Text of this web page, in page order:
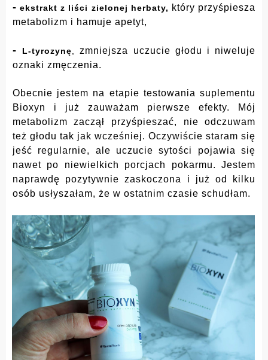
- ekstrakt z liści zielonej herbaty, który przyśpiesza
metabolizm i hamuje apetyt,
- L-tyrozynę
zmniejsza uczucie głodu i niweluje
oznaki zmęczenia.
Obecnie jestem na etapie testowania suplementu
Bioxyn i już zauważam pierwsze efekty. Mój
metabolizm zaczął przyśpieszać, nie odczuwam
też głodu tak jak wcześniej. Oczywiście staram się
jeść regularnie, ale uczucie sytości pojawia się
nawet po niewielkich porcjach pokarmu. Jestem
naprawdę pozytywnie zaskoczona i już od kilku
osób usłyszałam, że w ostatnim czasie schudłam.